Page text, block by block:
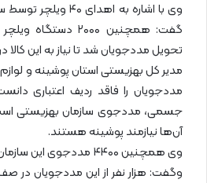
وی با اشاره به اهدای
گفت: همچنین ۲۰۰۰
تحویل مددجویان شد تا نیاز به این
مدیر کل بهزیستی استان پوشینه و
آن‌ها نیازمند پوشینه هستند.
وی همچنین ۴۴۰۰ مددجوی
وگفت: هزار نفر از این مددجویان در